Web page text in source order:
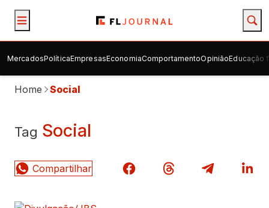
MercadosPolíticaEmpresasEconomiaComportamentoOpiniãoEducação
Home Social
Tag Social